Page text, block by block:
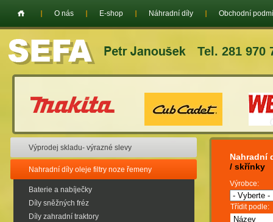
Tel. 281 970
O nás E-shop Náhradní díly Obchodní
Výprodej skladu- výrazné slevy
Nahradní díly oleje filtry noze řemeny
Baterie a nabíječky
Díly sněžných fréz
Díly zahradní traktory
Nahradní
/ skřínky
Výrobce:
Třídit podle: